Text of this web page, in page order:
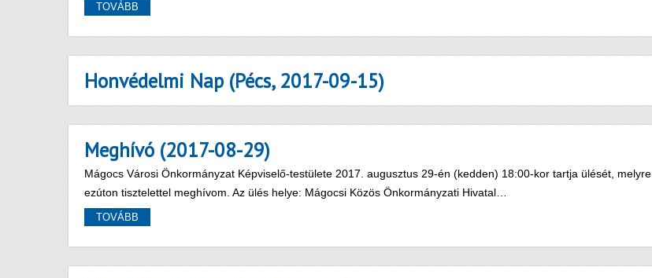
TOVÁBB
Honvédelmi Nap (Pécs, 2017-09-15)
Meghívó (2017-08-29)
Mágocs Városi Önkormányzat Képviselő-testülete 2017. augusztus 29-én (kedden) 18:00-kor tartja ülését, melyre
ezúton tisztelettel meghívom. Az ülés helye: Mágocsi Közös Önkormányzati Hivatal…
TOVÁBB